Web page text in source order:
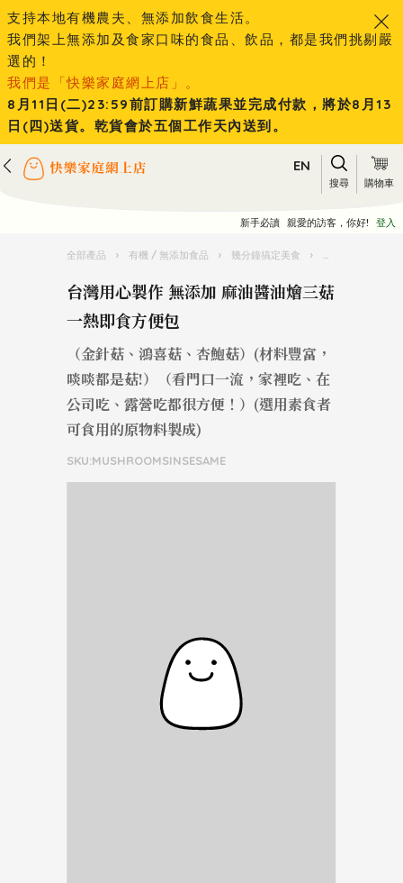
支持本地有機農夫、無添加飲食生活。
我們架上無添加及食家口味的食品、飲品，都是我們挑剔嚴
選的！
我們是「快樂家庭網上店」。
8月11日(二)23:59前訂購新鮮蔬果並完成付款，將於8月13
日(四)送貨。乾貨會於五個工作天內送到。
EN
搜尋 購物車
新手必讀 親愛的訪客，你好! 登入
全部產品 › 有機 / 無添加食品 › 幾分鐘搞定美食 › 台灣用心製作 無
台灣用心製作 無添加 麻油醬油燴三菇
一熱即食方便包
（金針菇、鴻喜菇、杏鮑菇）(材料豐富，
啖啖都是菇!）（看門口一流，家裡吃、在
公司吃、露營吃都很方便！）(選用素食者
可食用的原物料製成)
SKU:MUSHROOMSINSESAME